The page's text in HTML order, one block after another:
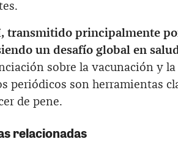
transmitido principalmente
un desafío global en
sobre la vacunación y
periódicos son herramientas
de pene.
relacionadas